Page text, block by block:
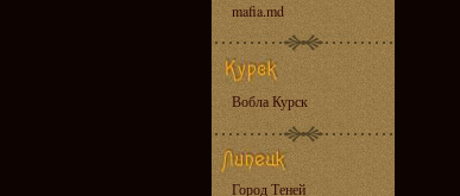
mafia.md
Вобла Курск
Город Теней